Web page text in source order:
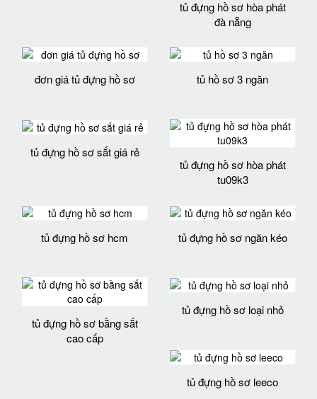
tủ đựng hồ sơ hòa phát
đà nẵng
đơn giá tủ đựng hồ sơ tủ hồ sơ 3 ngăn
tủ đựng hồ sơ sắt giá rẻ
tủ đựng hồ sơ hòa phát
tu09k3
tủ đựng hồ sơ hcm tủ đựng hồ sơ ngăn kéo
tủ đựng hồ sơ bằng sắt
cao cấp
tủ đựng hồ sơ loại nhỏ
tủ đựng hồ sơ leeco